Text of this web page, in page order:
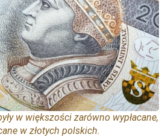
w większości zarówno wypłacane,
w złotych polskich.